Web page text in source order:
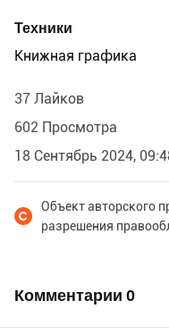
Техники
Книжная графика
37 Лайков
602 Просмотра
18 Сентябрь 2024,
Объект авторского
разрешения
Комментарии 0